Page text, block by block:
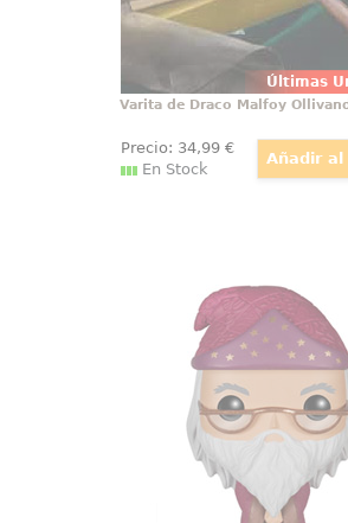
Últimas
Varita de Draco Malfoy
Precio: 34,99€
En Stock
Figura Pop! Albus
Harry Potter
Sabiduría, carisma y un
misterio se concentran
figura oficial POP de
Dumbledore, el
director de Hogwarts.
altura aproximada